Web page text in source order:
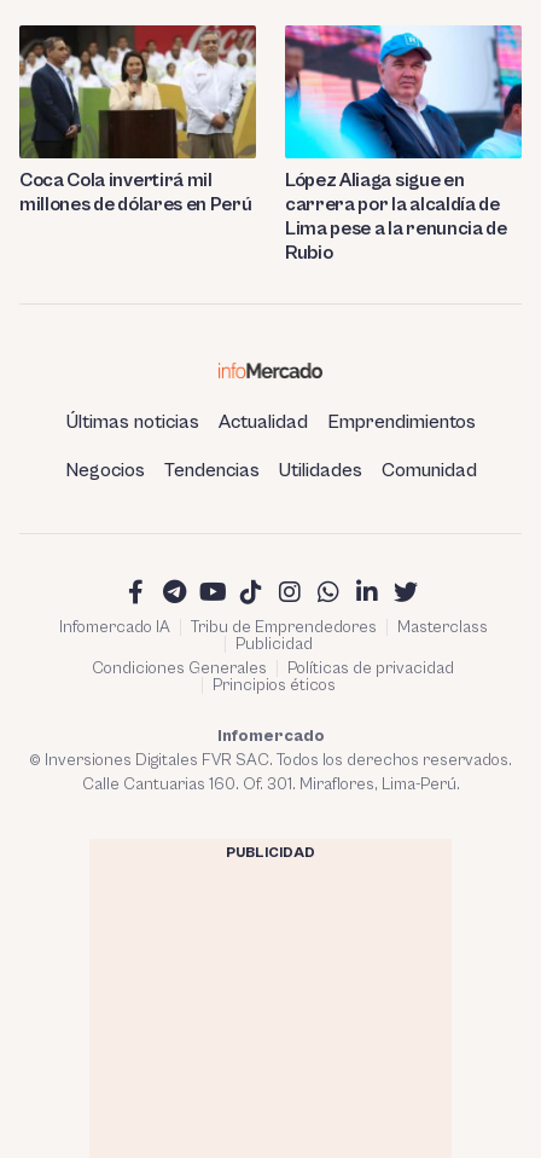
Coca Cola invertirá mil
millones de dólares en Perú
López Aliaga sigue en
carrera por la alcaldía de
Lima pese a la renuncia de
Rubio
Últimas noticias Actualidad Emprendimientos
Negocios Tendencias Utilidades Comunidad
Infomercado IA Tribu de Emprendedores
Masterclass
Publicidad
Condiciones Generales
Políticas de privacidad
Principios éticos
Infomercado
© Inversiones Digitales FVR SAC. Todos los derechos reservados.
Calle Cantuarias 160. Of. 301. Miraflores, Lima-Perú.
PUBLICIDAD